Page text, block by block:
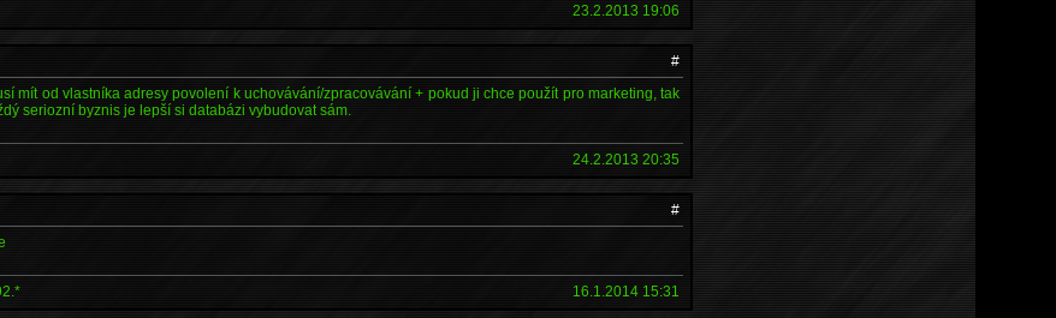
23.2.2013 19:06
#
mít od vlastníka adresy povolení k uchovávání/zpracovávání + pokud ji chce použít pro marketing, tak
seriozní byznis je lepší si databázi vybudovat sám.
24.2.2013 20:35
#
16.1.2014 15:31